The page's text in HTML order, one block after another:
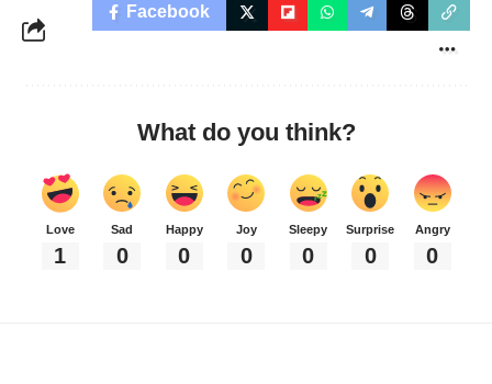
Facebook
What do you think?
Love
1
Sad
0
Happy
0
Joy
0
Sleepy
0
Surprise
0
Angry
0